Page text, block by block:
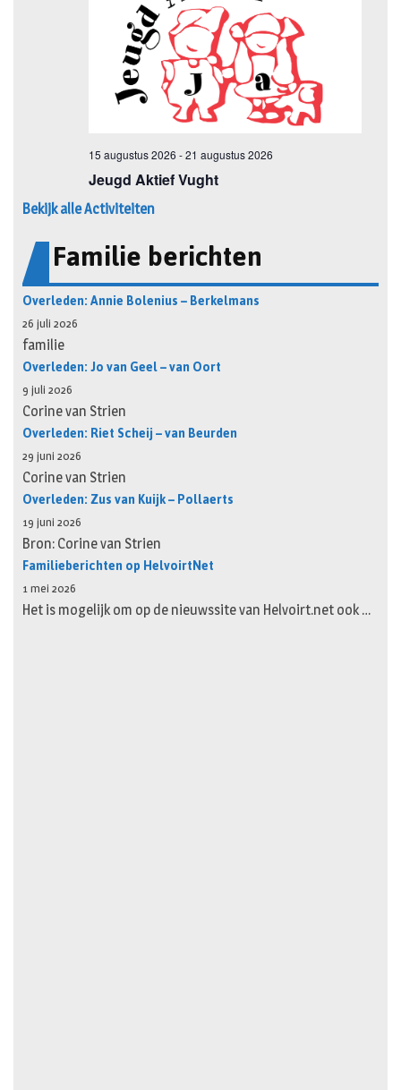
Bekijk alle Activiteiten
Familie berichten
Overleden: Annie Bolenius – Berkelmans
26 juli 2026
familie
Overleden: Jo van Geel – van Oort
9 juli 2026
Corine van Strien
Overleden: Riet Scheij – van Beurden
29 juni 2026
Corine van Strien
Overleden: Zus van Kuijk – Pollaerts
19 juni 2026
Bron: Corine van Strien
Familieberichten op HelvoirtNet
1 mei 2026
Het is mogelijk om op de nieuwssite van Helvoirt.net ook …